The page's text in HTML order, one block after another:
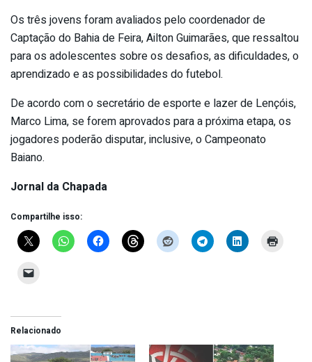
Os três jovens foram avaliados pelo coordenador de
Captação do Bahia de Feira, Ailton Guimarães, que ressaltou
para os adolescentes sobre os desafios, as dificuldades, o
aprendizado e as possibilidades do futebol.
De acordo com o secretário de esporte e lazer de Lençóis,
Marco Lima, se forem aprovados para a próxima etapa, os
jogadores poderão disputar, inclusive, o Campeonato
Baiano.
Jornal da Chapada
Compartilhe isso:
Relacionado